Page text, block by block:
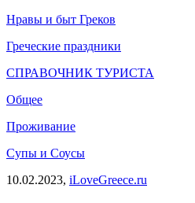
Нравы и быт Греков
Греческие праздники
СПРАВОЧНИК ТУРИСТА
Общее
Проживание
Супы и Соусы
10.02.2023, iLoveGreece.ru